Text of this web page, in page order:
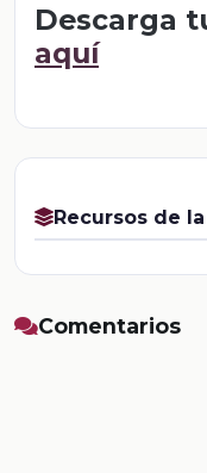
Descarga
aquí
Recursos de
Comentarios